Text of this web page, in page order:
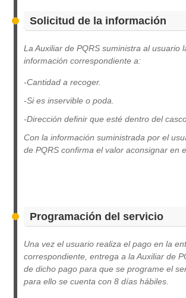
Solicitud de la información
La Auxiliar de PQRS suministra al usuario
información correspondiente a:
-Cantidad a recoger.
-Si es inservible o poda.
-Dirección definir que esté dentro del
Con la información suministrada por el
de PQRS confirma el valor aconsignar en
Programación del servicio
Una vez el usuario realiza el pago en la
correspondiente, entrega a la Auxiliar de
de dicho pago para que se programe el
para ello se cuenta con 8 días hábiles.